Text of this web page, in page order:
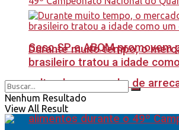
Sesc SP e ABQM promovem
cultural e campanha de
alimentos durante o 49º
Durante muito tempo, o
brasileiro tratou a idade
Nenhum Resultado
View All Result